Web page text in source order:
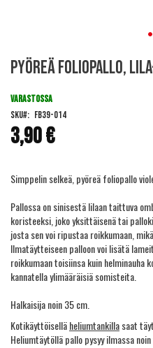
to
beginning
the
images
gallery
Pyöreä foliopallo,
3,90 €
VARASTOSSA
SKU
FB39-014
Simppelin selkeä, pyöreä foliopallo
Pallossa on sinisestä lilaan taittuva
koristeeksi, joko yksittäisenä tai
josta sen voi ripustaa roikkumaan,
Ilmatäytteiseen palloon voi lisätä
roikkumaan toisiinsa kuin helminauha
kannatella ylimääräisiä somisteita.
Halkaisija noin 35 cm.
Kotikäyttöiselläheliumtankillasaat
Heliumtäytöllä pallo pysyy ilmassa noin